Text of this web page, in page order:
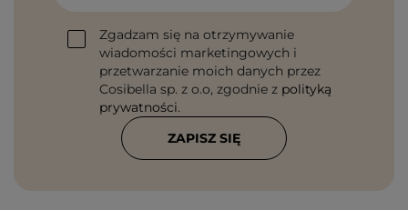
Zgadzam się na otrzymywanie
wiadomości marketingowych i
przetwarzanie moich danych przez
Cosibella sp. z o.o, zgodnie z polityką
prywatności.
ZAPISZ SIĘ